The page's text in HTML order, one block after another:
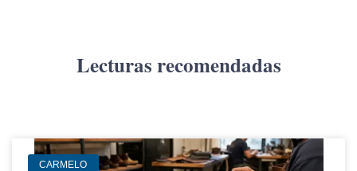
Lecturas recomendadas
CARMELO